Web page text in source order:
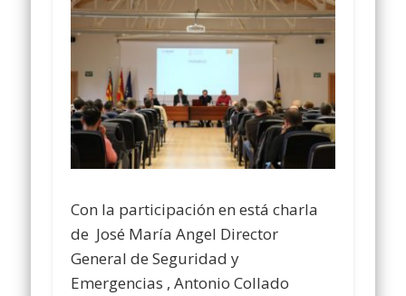
Con la participación en está charla
de José María Angel Director
General de Seguridad y
Emergencias , Antonio Collado